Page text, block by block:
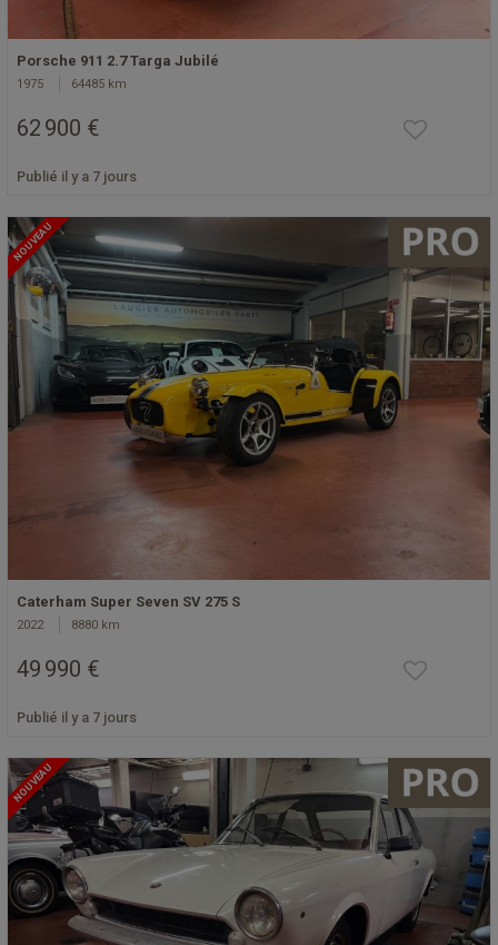
Porsche 911 2.7 Targa Jubilé
1975 64485 km
62 900 €
Publié il y a 7 jours
NOUVEAU
Caterham Super Seven SV 275 S
2022 8880 km
49 990 €
Publié il y a 7 jours
NOUVEAU